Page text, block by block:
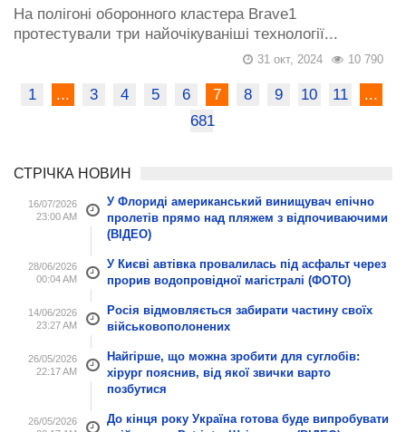
На полігоні оборонного кластера Brave1
протестували три найочікуваніші технології...
10 790
31 окт, 2024
1 ... 3 4 5 6 7 8 9 10 11
...
681
СТРІЧКА НОВИН
16/07/2026
23:00 AM
У Флориді американський винищувач епічно
пролетів прямо над пляжем з відпочиваючими
(ВІДЕО)
28/06/2026
00:04 AM
У Києві автівка провалилась під асфальт через
прорив водопровідної магістралі (ФОТО)
14/06/2026
23:27 AM
Росія відмовляється забирати частину своїх
військовополонених
26/05/2026
22:17 AM
Найгірше, що можна зробити для суглобів:
хірург пояснив, від якої звички варто
позбутися
26/05/2026
До кінця року Україна готова буде випробувати